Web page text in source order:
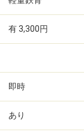
有 3,300円
即時
あり